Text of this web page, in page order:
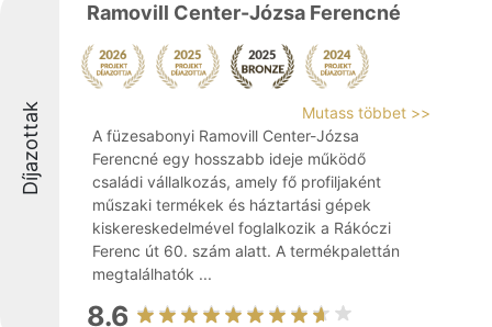
Díjazottak
Ramovill Center-Józsa Ferencné
Mutass többet >>
A füzesabonyi Ramovill Center-Józsa
Ferencné egy hosszabb ideje működő
családi vállalkozás, amely fő profiljaként
műszaki termékek és háztartási gépek
kiskereskedelmével foglalkozik a Rákóczi
Ferenc út 60. szám alatt. A termékpalettán
megtalálhatók ...
8.6